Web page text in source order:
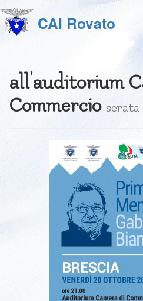
CAI Rovato
all'auditorium
Commercio serata